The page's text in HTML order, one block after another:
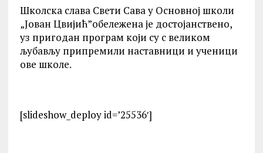
Школска слава Свети Сава у Основној школи
„Јован Цвијић”обележена је достојанствено,
уз пригодан програм који су с великом
љубављу припремили наставници и ученици
ове школе.
[slideshow_deploy id=’25536′]